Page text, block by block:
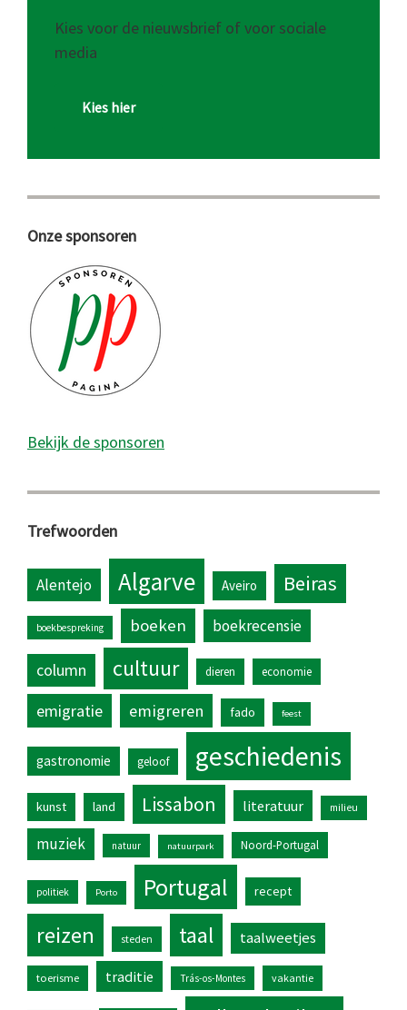
Kies voor de nieuwsbrief of voor sociale
media
Kies hier
Onze sponsoren
Bekijk de sponsoren
Trefwoorden
Alentejo Algarve Aveiro Beiras
boekbespreking boeken boekrecensie
column cultuur dieren economie
emigratie emigreren fado feest
gastronomie geloof geschiedenis
kunst land Lissabon literatuur milieu
muziek natuur natuurpark Noord-Portugal
politiek Porto Portugal recept
reizen steden taal taalweetjes
toerisme traditie Trás-os-Montes vakantie